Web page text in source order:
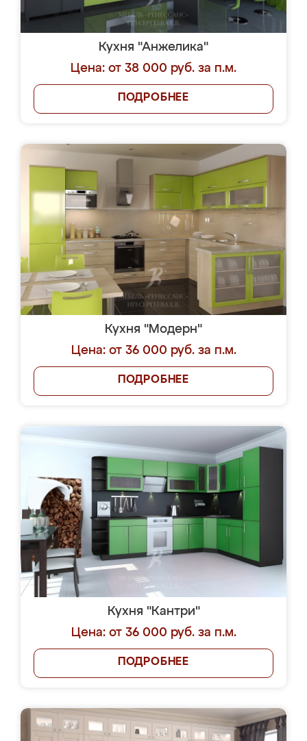
Кухня "Анжелика"
Цена: от 38 000 руб. за п.м.
ПОДРОБНЕЕ
Кухня "Модерн"
Цена: от 36 000 руб. за п.м.
ПОДРОБНЕЕ
Кухня "Кантри"
Цена: от 36 000 руб. за п.м.
ПОДРОБНЕЕ